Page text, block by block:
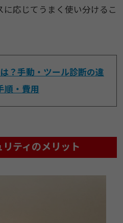
応じてうまく使い分けるこ
？手動・ツール診断の違
順・費用
ティのメリット